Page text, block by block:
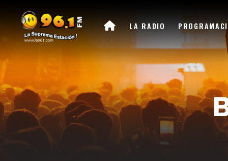
LA RADIO
LA
LA RADIO